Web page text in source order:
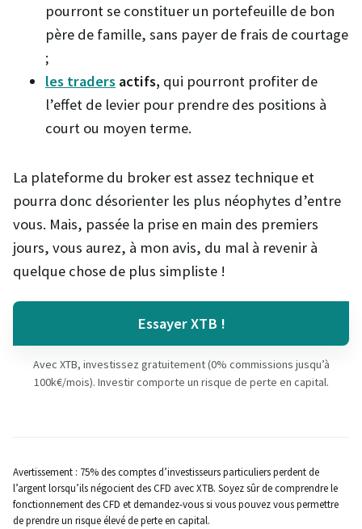
pourront se constituer un portefeuille de bon
père de famille, sans payer de frais de courtage
;
les traders actifs, qui pourront profiter de
l’effet de levier pour prendre des positions à
court ou moyen terme.
La plateforme du broker est assez technique et
pourra donc désorienter les plus néophytes d’entre
vous. Mais, passée la prise en main des premiers
jours, vous aurez, à mon avis, du mal à revenir à
quelque chose de plus simpliste !
Essayer XTB !
Avec XTB, investissez gratuitement (0% commissions jusqu’à
100k€/mois). Investir comporte un risque de perte en capital.
Avertissement : 75% des comptes d’investisseurs particuliers perdent de
l’argent lorsqu’ils négocient des CFD avec XTB. Soyez sûr de comprendre le
fonctionnement des CFD et demandez-vous si vous pouvez vous permettre
de prendre un risque élevé de perte en capital.